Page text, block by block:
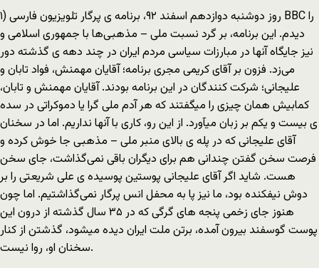
۱) روز دوشنبه دوازدهم اسفند ۹۲، برنامه ی پرگار تلویزیون فارسی BBC را
دیدم. این برنامه، بر گرد نسبت ملی – مذهبی‌ها با جمهوری اسلامی و
نیز جایگاه آنها در مبارزات سیاسی مردم ایران در چند دهه ی گذشته دور
می‌زد. فزون بر آقای کریمی مجری برنامه؛ آقایان مهمنش، فواد تابان و
علیجانی؛ شرکت کنندگان در این برنامه بودند. آقایان مهمنش و تابان،
کمابیش همان چیزی را میگفتند که هر آدم ملی گرا یا دموکراتی در سده
ی بیست و یکم بر زبان میآورد. از این رو، کاری با آنها نداریم. اما در سخنان
آقای علیجانی که در پله ی بالای منبر ملی – مذهبی جا خوش کرده و
فرصت سخن گفتن چندانی هم برای دیگران باقی نمی‌گذاشت، جای سخن
هست. شاید اگر آقای علیجانی پوستین پوسیده ی علی شریعتی را بر
دوش نیفکنده بود، ما نیز پا به محفل انس پرگار نمی‌گذاشتیم. اما چون
هنوز جای زخمی پنجه های گرگی که در ٣۵ سال گذشته از درون این
پوست گوسفند بیرون آمده، برتن ملت ایران دیده میشود، گذشتن از کنار
سخنان او، روا نیست.